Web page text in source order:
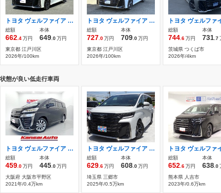
トヨタ ヴェルファイア ハイブリッド 2.5 Zプレミア 雹害 TSS ナビ パノラマカメラ ETC
総額
662 .4万円
本体
649 .0万円
東京都 江戸川区
2026年/100km
トヨタ ヴェルファイア 2.4 Zプレミア 雹害 TSS ナビ パノラマカメラ ルーフ
総額
727 .0万円
本体
709 .0万円
東京都 江戸川区
2026年/100km
総額
744 .6万円
本体
731 .7
茨城県 つくば市
2026年/4km
状態が良い低走行車両
トヨタ ヴェルファイア 2.5 Z ゴールデンアイズII MODELLISTAエアロ/純正ナビ/TV/デジタルミ
総額
459.0万円
本体
445.0万円
大阪府 大阪市平野区
2021年/0.4万km
トヨタ ヴェルファイア 2.4 Zプレミア トヨタセーフティセンス サンルーフ
総額
629.6万円
本体
608.0万円
埼玉県 三郷市
2025年/0.5万km
総額
652.6万円
本体
638.0
熊本県 人吉市
2023年/0.6万km